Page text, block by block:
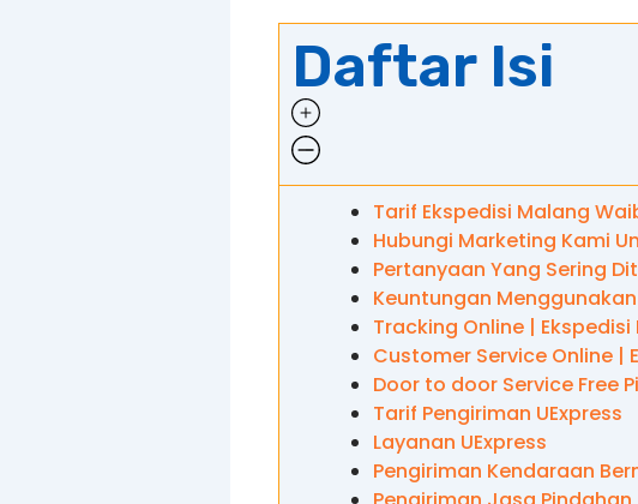
Daftar Isi
Tarif Ekspedisi Malang
Hubungi Marketing Kami
Pertanyaan Yang Sering
Keuntungan Menggunakan
Tracking Online |
Customer Service Online |
Door to door Service Free
Tarif Pengiriman UExpress
Layanan UExpress
Pengiriman Kendaraan